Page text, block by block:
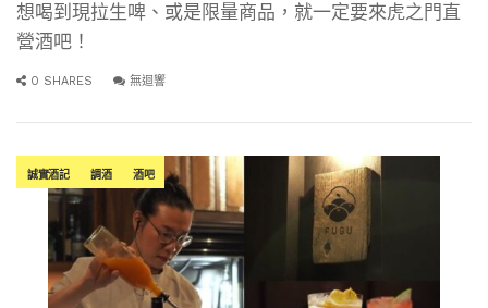
想喝到現拉生啤、或是限量商品，就一定要來虎之門直
營酒吧！
0 SHARES 無迴響
誠實酒記 調酒 酒吧